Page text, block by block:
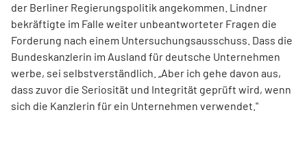
der Berliner Regierungspolitik angekommen. Lindner
bekräftigte im Falle weiter unbeantworteter Fragen die
Forderung nach einem Untersuchungsausschuss. Dass die
Bundeskanzlerin im Ausland für deutsche Unternehmen
werbe, sei selbstverständlich. „Aber ich gehe davon aus,
dass zuvor die Seriosität und Integrität geprüft wird, wenn
sich die Kanzlerin für ein Unternehmen verwendet."